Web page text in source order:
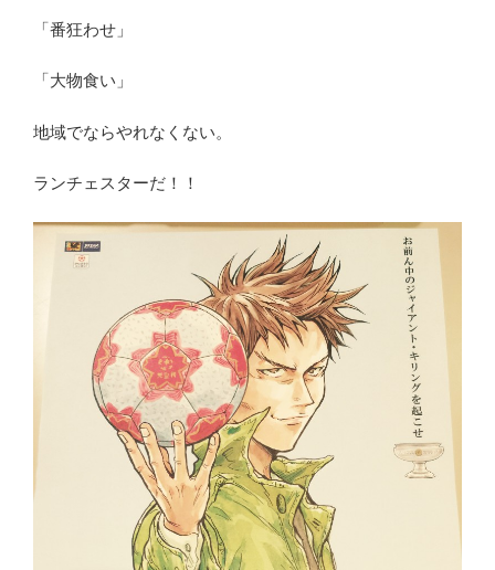
「番狂わせ」
「大物食い」
地域でならやれなくない。
ランチェスターだ！！